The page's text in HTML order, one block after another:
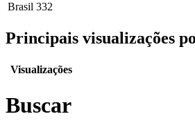
Brasil 332
Principais visualizações
Visualizações
Buscar